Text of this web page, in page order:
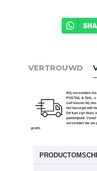
VERTROUWD
Wij verzenden via
POSTNL & DHL, u
zelf kiezen bij ons
het bezorgd wilt
Dit kan zijn thuis
pakketpunt. Vanaf
verzenden we uw
gratis